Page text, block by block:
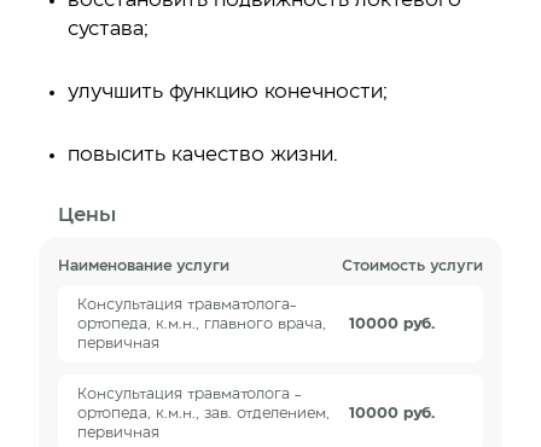
сустава;
улучшить функцию конечности;
повысить качество жизни.
Цены
Наименование услуги Стоимость услуги
Консультация травматолога-
ортопеда, к.м.н., главного врача,
первичная
10000 руб.
Консультация травматолога -
ортопеда, к.м.н., зав. отделением,
первичная
10000 руб.